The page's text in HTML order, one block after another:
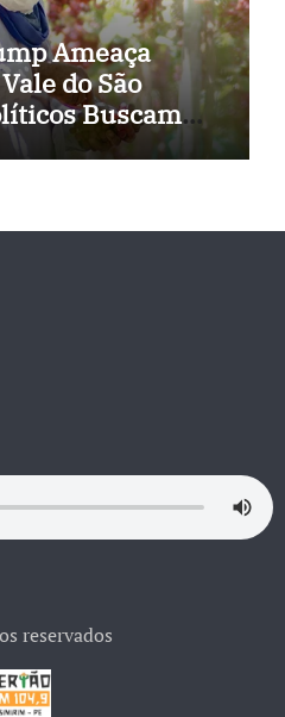
Ameaça
do São
Buscam
reservados